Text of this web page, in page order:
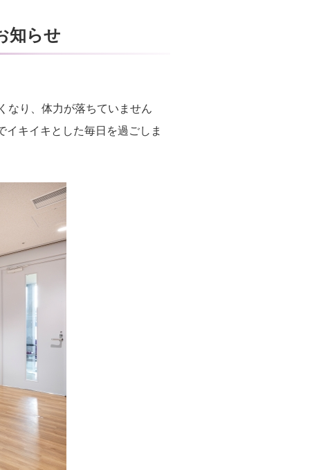
知らせ
なり、体力が落ちていません
キイキとした毎日を過ごしま